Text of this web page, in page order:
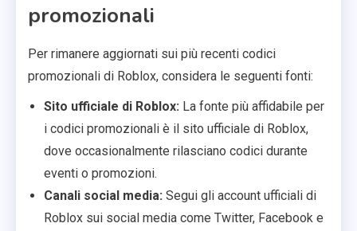
promozionali
Per rimanere aggiornati sui più recenti codici
promozionali di Roblox, considera le seguenti fonti:
Sito ufficiale di Roblox: La fonte più affidabile per
i codici promozionali è il sito ufficiale di Roblox,
dove occasionalmente rilasciano codici durante
eventi o promozioni.
Canali social media: Segui gli account ufficiali di
Roblox sui social media come Twitter, Facebook e